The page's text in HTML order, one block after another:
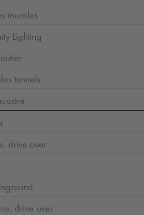
murales
Lighting
tunnels
drive over
drive over